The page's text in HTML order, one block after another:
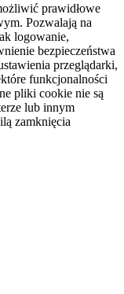
prawidłowe
Pozwalają na
logowanie,
bezpieczeństwa
przeglądarki,
funkcjonalności
pliki cookie nie są
lub innym
zamknięcia